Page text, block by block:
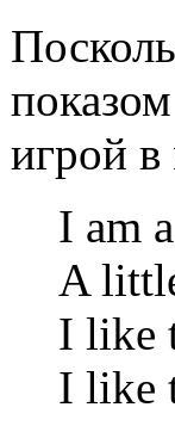
игрой в
I am
A
I like
I like